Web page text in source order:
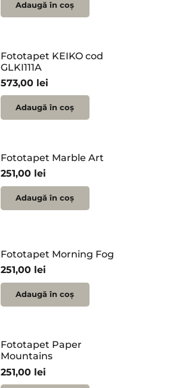
Adaugă în coș
Fototapet KEIKO cod
GLKI111A
573,00 lei
Adaugă în coș
Fototapet Marble Art
251,00 lei
Adaugă în coș
Fototapet Morning Fog
251,00 lei
Adaugă în coș
Fototapet Paper
Mountains
251,00 lei